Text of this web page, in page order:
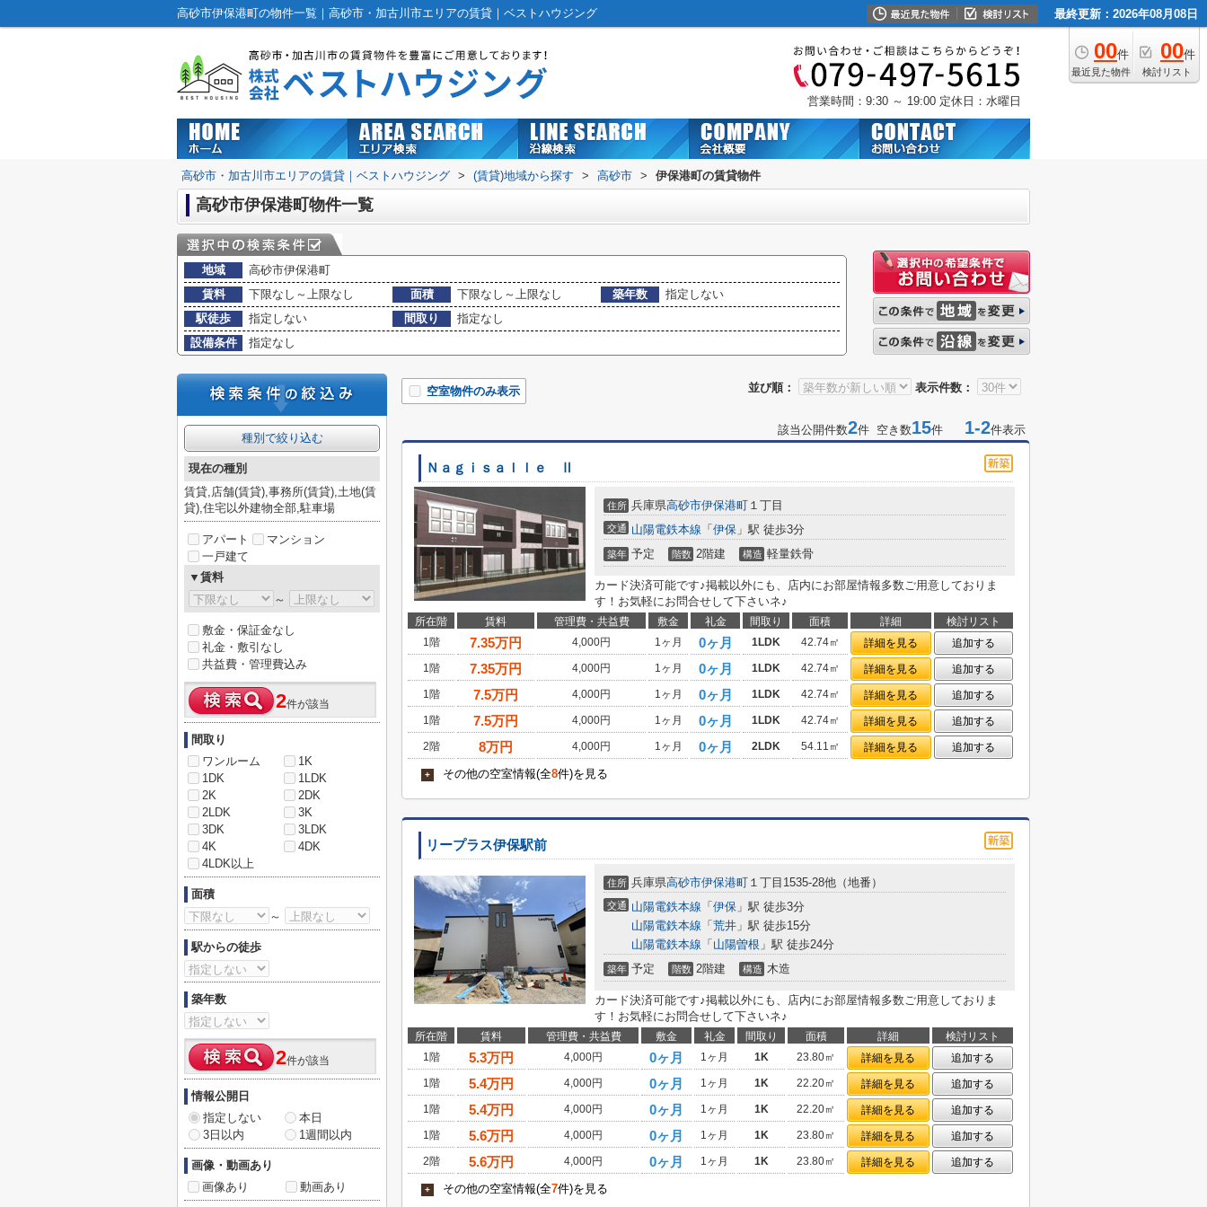
高砂市伊保港町の物件一覧｜高砂市・加古川市エリアの賃貸｜ベストハウジング 最終更新：2026年08月08日
00件
最近見た物件
00件
検討リスト
営業時間：9:30 ～ 19:00 定休日：水曜日
高砂市・加古川市エリアの賃貸｜ベストハウジング > (賃貸)地域から探す > 高砂市 > 伊保港町の賃貸物件
高砂市伊保港町物件一覧
地域
高砂市伊保港町
賃料
下限なし～上限なし 面積 下限なし～上限なし 築年数
指定しない
駅徒歩
指定しない 間取り
指定なし
設備条件
指定なし
並び順： 表示件数：
空室物件のみ表示
該当公開件数2件 空き数15件 1-2件表示
Ｎａｇｉｓａｌｌｅ Ⅱ
住所 兵庫県高砂市伊保港町 １丁目
交通 山陽電鉄本線 「 伊保 」駅 徒歩3分
築年 予定 階数 2階建 構造 軽量鉄骨
カード決済可能です♪掲載以外にも、店内にお部屋情報多数ご用意しておりま
す！お気軽にお問合せして下さいネ♪
所在階 賃料 管理費・共益費 敷金 礼金 間取り 面積 詳細
検討リスト
1階
7.35万円 4,000円 1ヶ月 0ヶ月 1LDK 42.74㎡ 詳細を見る
追加する
1階
7.35万円 4,000円 1ヶ月 0ヶ月 1LDK 42.74㎡ 詳細を見る
追加する
1階
7.5万円 4,000円 1ヶ月 0ヶ月 1LDK 42.74㎡ 詳細を見る
追加する
1階
7.5万円 4,000円 1ヶ月 0ヶ月 1LDK 42.74㎡ 詳細を見る
追加する
2階
8万円 4,000円 1ヶ月 0ヶ月 2LDK 54.11㎡ 詳細を見る 追加する
+ その他の空室情報(全8件)を見る
リープラス伊保駅前
住所 兵庫県高砂市伊保港町 １丁目1535-28他（地番）
交通 山陽電鉄本線 「 伊保 」駅 徒歩3分
山陽電鉄本線 「 荒井 」駅 徒歩15分
山陽電鉄本線 「 山陽曽根 」駅 徒歩24分
築年 予定 階数 2階建 構造 木造
カード決済可能です♪掲載以外にも、店内にお部屋情報多数ご用意しておりま
す！お気軽にお問合せして下さいネ♪
所在階 賃料 管理費・共益費 敷金 礼金 間取り 面積 詳細
検討リスト
1階
5.3万円 4,000円 0ヶ月 1ヶ月 1K 23.80㎡ 詳細を見る
追加する
1階
5.4万円 4,000円 0ヶ月 1ヶ月 1K 22.20㎡ 詳細を見る
追加する
1階
5.4万円 4,000円 0ヶ月 1ヶ月 1K 22.20㎡ 詳細を見る
追加する
1階
5.6万円 4,000円 0ヶ月 1ヶ月 1K 23.80㎡ 詳細を見る
追加する
2階
5.6万円 4,000円 0ヶ月 1ヶ月 1K 23.80㎡ 詳細を見る 追加する
+ その他の空室情報(全7件)を見る
種別で絞り込む
現在の種別
賃貸,店舗(賃貸),事務所(賃貸),土地(賃
貸),住宅以外建物全部,駐車場
アパート
マンション
一戸建て
▼賃料
～
敷金・保証金なし
礼金・敷引なし
共益費・管理費込み
2件が該当
間取り
ワンルーム
1K
1DK
1LDK
2K
2DK
2LDK
3K
3DK
3LDK
4K
4DK
4LDK以上
面積
～
駅からの徒歩
築年数
2件が該当
情報公開日
指定しない
本日
3日以内
1週間以内
画像・動画あり
画像あり
動画あり